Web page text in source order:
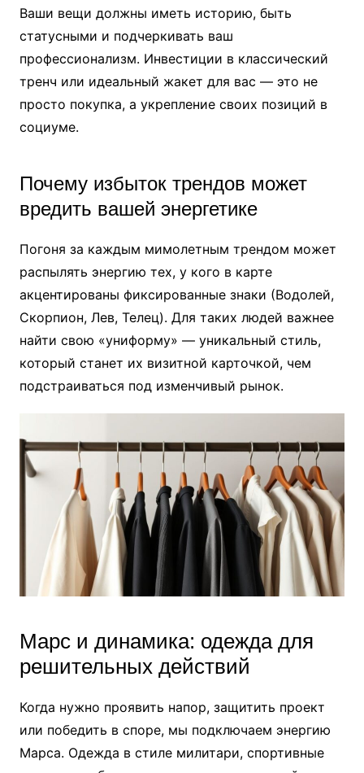
Ваши вещи должны иметь историю, быть
статусными и подчеркивать ваш
профессионализм. Инвестиции в классический
тренч или идеальный жакет для вас — это не
просто покупка, а укрепление своих позиций в
социуме.
Почему избыток трендов может
вредить вашей энергетике
Погоня за каждым мимолетным трендом может
распылять энергию тех, у кого в карте
акцентированы фиксированные знаки (Водолей,
Скорпион, Лев, Телец). Для таких людей важнее
найти свою «униформу» — уникальный стиль,
который станет их визитной карточкой, чем
подстраиваться под изменчивый рынок.
Марс и динамика: одежда для
решительных действий
Когда нужно проявить напор, защитить проект
или победить в споре, мы подключаем энергию
Марса. Одежда в стиле милитари, спортивные